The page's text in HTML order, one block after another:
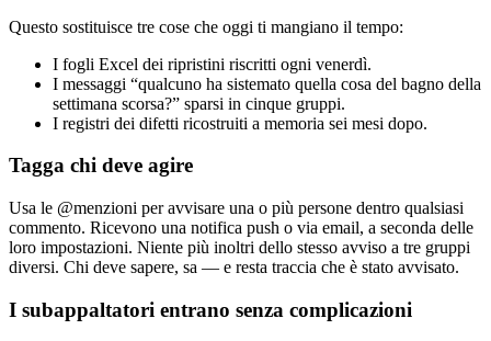
Questo sostituisce tre cose che oggi ti mangiano il tempo:
I fogli Excel dei ripristini riscritti ogni venerdì.
I messaggi “qualcuno ha sistemato quella cosa del bagno della
settimana scorsa?” sparsi in cinque gruppi.
I registri dei difetti ricostruiti a memoria sei mesi dopo.
Tagga chi deve agire
Usa le @menzioni per avvisare una o più persone dentro qualsiasi
commento. Ricevono una notifica push o via email, a seconda delle
loro impostazioni. Niente più inoltri dello stesso avviso a tre gruppi
diversi. Chi deve sapere, sa — e resta traccia che è stato avvisato.
I subappaltatori entrano senza complicazioni